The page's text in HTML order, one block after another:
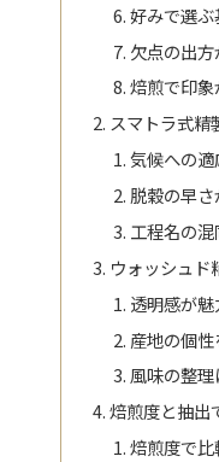
好みで選ぶ
欠点の出方
焙煎で印象
スマトラ式精
気候への適
脱穀の早
工程名の
ウォッシュド
透明感が魅
産地の個
風味の整
焙煎度と抽出
焙煎度で比